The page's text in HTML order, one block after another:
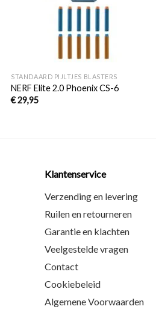
STANDAARD PIJLTJES BLASTERS
NERF Elite 2.0 Phoenix CS-6
€29,95
Klantenservice
Verzending en levering
Ruilen en retourneren
Garantie en klachten
Veelgestelde vragen
Contact
Cookiebeleid
Algemene Voorwaarden